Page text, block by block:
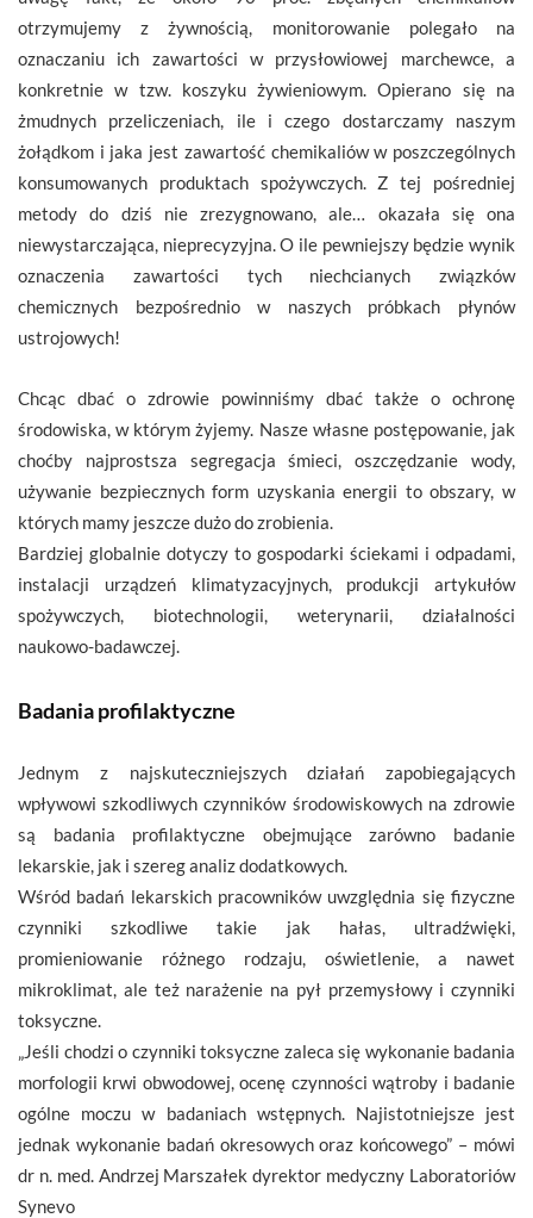
otrzymujemy z żywnością, monitorowanie polegało na
oznaczaniu ich zawartości w przysłowiowej marchewce, a
konkretnie w tzw. koszyku żywieniowym. Opierano się na
żmudnych przeliczeniach, ile i czego dostarczamy naszym
żołądkom i jaka jest zawartość chemikaliów w poszczególnych
konsumowanych produktach spożywczych. Z tej pośredniej
metody do dziś nie zrezygnowano, ale… okazała się ona
niewystarczająca, nieprecyzyjna. O ile pewniejszy będzie wynik
oznaczenia zawartości tych niechcianych związków
chemicznych bezpośrednio w naszych próbkach płynów
ustrojowych!
Chcąc dbać o zdrowie powinniśmy dbać także o ochronę
środowiska, w którym żyjemy. Nasze własne postępowanie, jak
choćby najprostsza segregacja śmieci, oszczędzanie wody,
używanie bezpiecznych form uzyskania energii to obszary, w
których mamy jeszcze dużo do zrobienia.
Bardziej globalnie dotyczy to gospodarki ściekami i odpadami,
instalacji urządzeń klimatyzacyjnych, produkcji artykułów
spożywczych, biotechnologii, weterynarii, działalności
naukowo-badawczej.
Badania profilaktyczne
Jednym z najskuteczniejszych działań zapobiegających
wpływowi szkodliwych czynników środowiskowych na zdrowie
są badania profilaktyczne obejmujące zarówno badanie
lekarskie, jak i szereg analiz dodatkowych.
Wśród badań lekarskich pracowników uwzględnia się fizyczne
czynniki szkodliwe takie jak hałas, ultradźwięki,
promieniowanie różnego rodzaju, oświetlenie, a nawet
mikroklimat, ale też narażenie na pył przemysłowy i czynniki
toksyczne.
„Jeśli chodzi o czynniki toksyczne zaleca się wykonanie badania
morfologii krwi obwodowej, ocenę czynności wątroby i badanie
ogólne moczu w badaniach wstępnych. Najistotniejsze jest
jednak wykonanie badań okresowych oraz końcowego” – mówi
dr n. med. Andrzej Marszałek dyrektor medyczny Laboratoriów
Synevo